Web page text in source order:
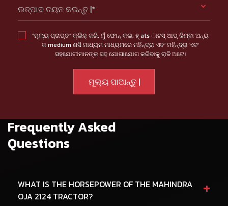
ଉତ୍ପାଦ ଚୟନ କରନ୍ତୁ |*
“ମୂଲ୍ୟ ପ୍ରାପ୍ତ” କ୍ଲିକ୍ କରି, ମୁଁ ଫୋନ୍ କଲ, ହ୍ ats ାଟସ୍ ଆପ୍ କିମ୍ବା ଅନ୍ୟ
କ medium ଣସି ମାଧ୍ୟମ ମାଧ୍ୟମରେ ମହିନ୍ଦ୍ରା ଏବଂ ମହିନ୍ଦ୍ରା ଏବଂ
ସହଯୋଗୀମାନଙ୍କ ସହ ଯୋଗାଯୋଗ କରିବାକୁ ରାଜି ଅଟେ।
Frequently Asked
Questions
WHAT IS THE HORSEPOWER OF THE MAHINDRA
OJA 2124 TRACTOR?
+